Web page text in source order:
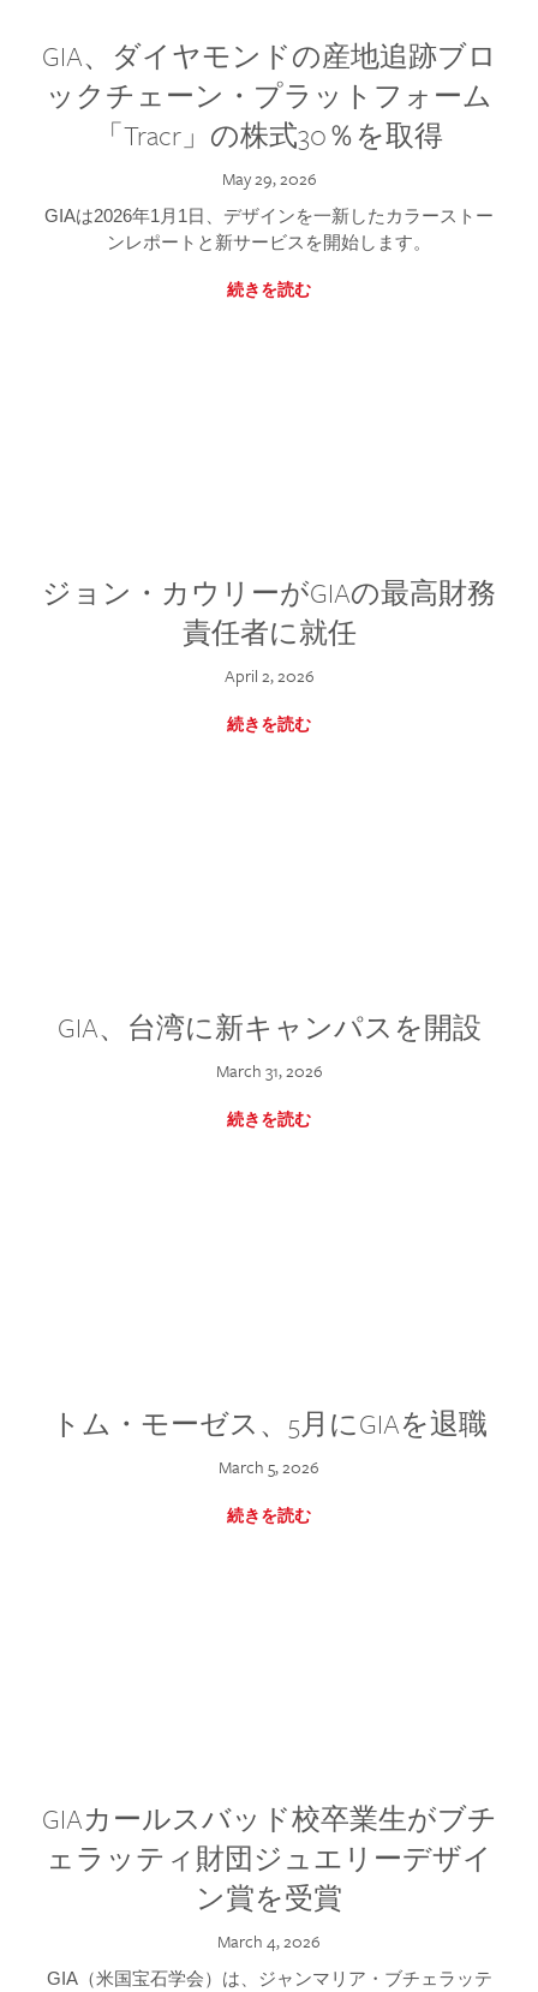
GIA、ダイヤモンドの産地追跡ブロ
ックチェーン・プラットフォーム
「Tracr」の株式30％を取得
May 29, 2026
GIAは2026年1月1日、デザインを一新したカラーストー
ンレポートと新サービスを開始します。
続きを読む
ジョン・カウリーがGIAの最高財務
責任者に就任
April 2, 2026
続きを読む
GIA、台湾に新キャンパスを開設
March 31, 2026
続きを読む
トム・モーゼス、5月にGIAを退職
March 5, 2026
続きを読む
GIAカールスバッド校卒業生がブチ
ェラッティ財団ジュエリーデザイ
ン賞を受賞
March 4, 2026
GIA（米国宝石学会）は、ジャンマリア・ブチェラッテ